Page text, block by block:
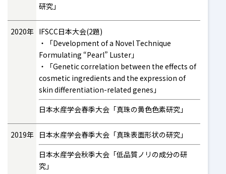
研究」
2020年 IFSCC日本大会(2題)
「Development of a Novel Technique
Formulating “Pearl” Luster」
「Genetic correlation between the effects of
cosmetic ingredients and the expression of
skin differentiation-related genes」
日本水産学会春季大会「真珠の黄色色素研究」
2019年 日本水産学会春季大会「真珠表面形状の研究」
日本水産学会秋季大会「低品質ノリの成分の研
究」